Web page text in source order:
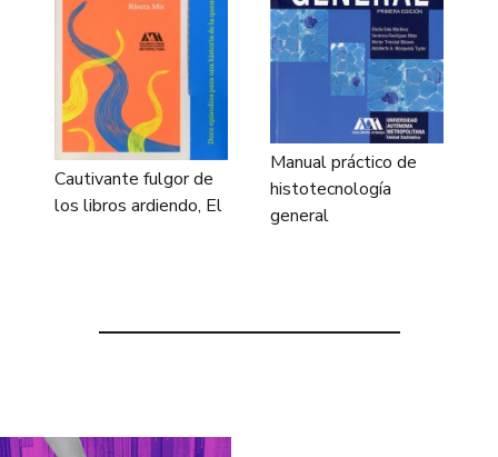
Cautivante fulgor de
los libros ardiendo, El
Manual práctico de
histotecnología
general